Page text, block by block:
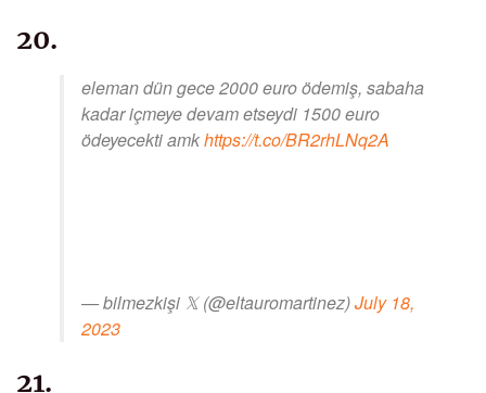
20.
eleman dün gece 2000 euro ödemiş, sabaha
kadar içmeye devam etseydi 1500 euro
ödeyecekti amkhttps://t.co/BR2rhLNq2A
— bilmezkişi 𝕏 (@eltauromartinez)July 18,
2023
21.